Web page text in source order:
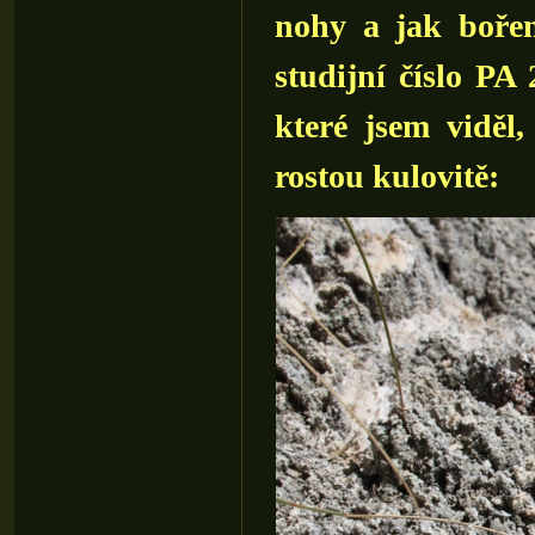
nohy a jak
studijní číslo PA
které jsem
rostou kulovitě: